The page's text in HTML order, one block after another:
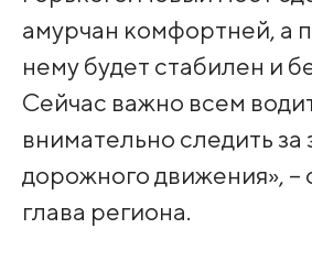
амурчан комфортней, а
нему будет стабилен и
Сейчас важно всем
внимательно следить за
дорожного движения», –
глава региона.